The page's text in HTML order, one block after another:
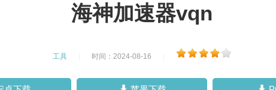
海神加速器vqn
工具 时间：2024-08-16